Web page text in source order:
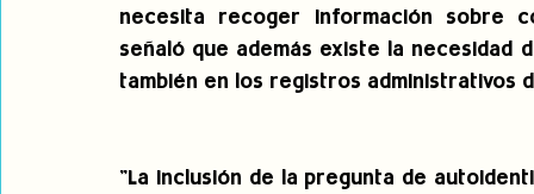
necesita recoger información sobre
señaló que además existe la
también en los registros administrativos
"La inclusión de la pregunta de